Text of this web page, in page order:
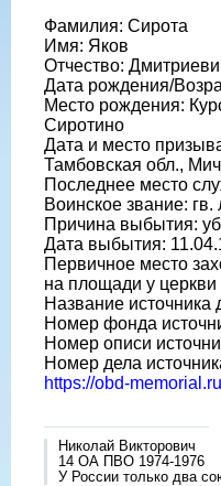
Фамилия: Сирота
Имя: Яков
Отчество:
Дата рождения/
Место рождения:
Сиротино
Дата и место
Тамбовская обл.,
Последнее место
Воинское звание: гв.
Причина выбытия:
Дата выбытия:
Первичное место
на площади у церкви
Название
Номер фонда
Номер описи
Номер дела
https://obd-
Николай Викторович
14 ОА ПВО 1974-1976
У России только два